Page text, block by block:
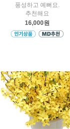
풍성하고 예뻐요.
추천해요
16,000원